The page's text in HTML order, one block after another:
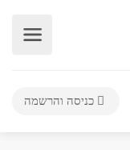
כניסה והרשמה